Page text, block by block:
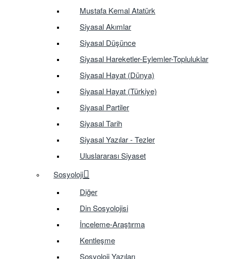
Mustafa Kemal Atatürk
Siyasal Akımlar
Siyasal Düşünce
Siyasal Hareketler-Eylemler-Topluluklar
Siyasal Hayat (Dünya)
Siyasal Hayat (Türkiye)
Siyasal Partiler
Siyasal Tarih
Siyasal Yazılar - Tezler
Uluslararası Siyaset
Sosyoloji
Diğer
Din Sosyolojisi
İnceleme-Araştırma
Kentleşme
Sosyoloji Yazıları